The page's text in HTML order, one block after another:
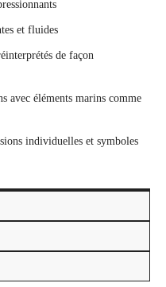
et fluides
de façon
avec éléments marins comme
individuelles et symboles